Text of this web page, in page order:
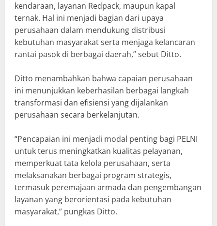
kendaraan, layanan Redpack, maupun kapal
ternak. Hal ini menjadi bagian dari upaya
perusahaan dalam mendukung distribusi
kebutuhan masyarakat serta menjaga kelancaran
rantai pasok di berbagai daerah,” sebut Ditto.
Ditto menambahkan bahwa capaian perusahaan
ini menunjukkan keberhasilan berbagai langkah
transformasi dan efisiensi yang dijalankan
perusahaan secara berkelanjutan.
“Pencapaian ini menjadi modal penting bagi PELNI
untuk terus meningkatkan kualitas pelayanan,
memperkuat tata kelola perusahaan, serta
melaksanakan berbagai program strategis,
termasuk peremajaan armada dan pengembangan
layanan yang berorientasi pada kebutuhan
masyarakat,” pungkas Ditto.